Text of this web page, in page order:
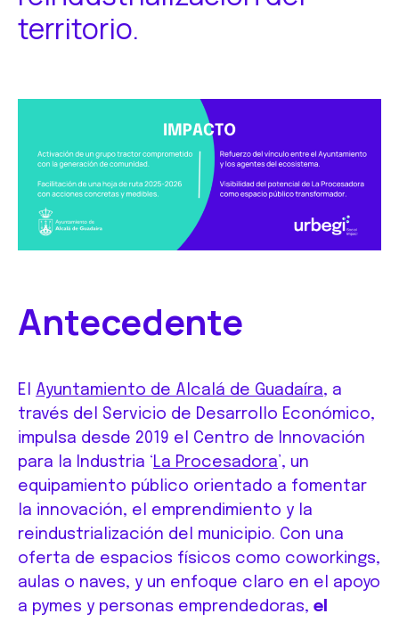
territorio.
Antecedente
El Ayuntamiento de Alcalá de Guadaíra, a
través del Servicio de Desarrollo Económico,
impulsa desde 2019 el Centro de Innovación
para la Industria ‘La Procesadora ’, un
equipamiento público orientado a fomentar
la innovación, el emprendimiento y la
reindustrialización del municipio. Con una
oferta de espacios físicos como coworkings,
aulas o naves, y un enfoque claro en el apoyo
a pymes y personas emprendedoras, el